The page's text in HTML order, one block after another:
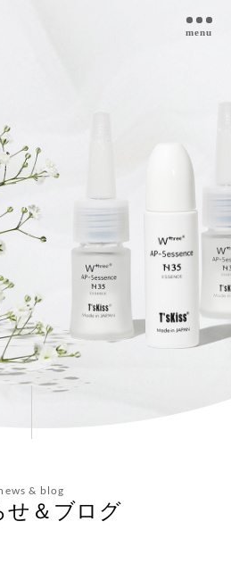
のプラセンタ
ンタビュー
商品一覧
検討サロン様へ
取扱サロン
らせ・ブログ
会社概要
問い合わせ
menu
& blog
せ＆ブログ